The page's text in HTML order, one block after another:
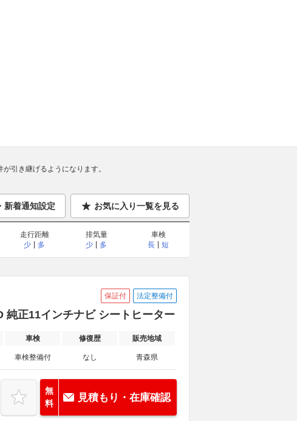
引き継げるようになります。
新着通知設定 お気に入り一覧を見る
走行距離
少
多
排気量
少
多
車検
長
短
保証付 法定整備付
純正11インチナビ シートヒーター
車検 修復歴 販売地域
車検整備付 なし 青森県
無
料
見積もり・在庫確認